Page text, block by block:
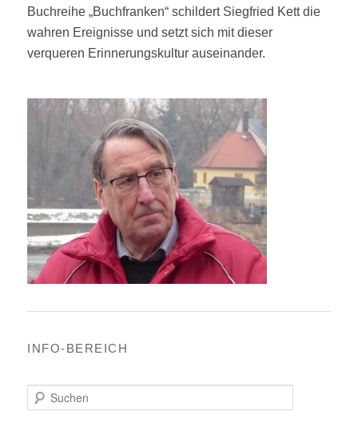
Buchreihe „Buchfranken“ schildert Siegfried Kett die
wahren Ereignisse und setzt sich mit dieser
verqueren Erinnerungskultur auseinander.
INFO-BEREICH
u